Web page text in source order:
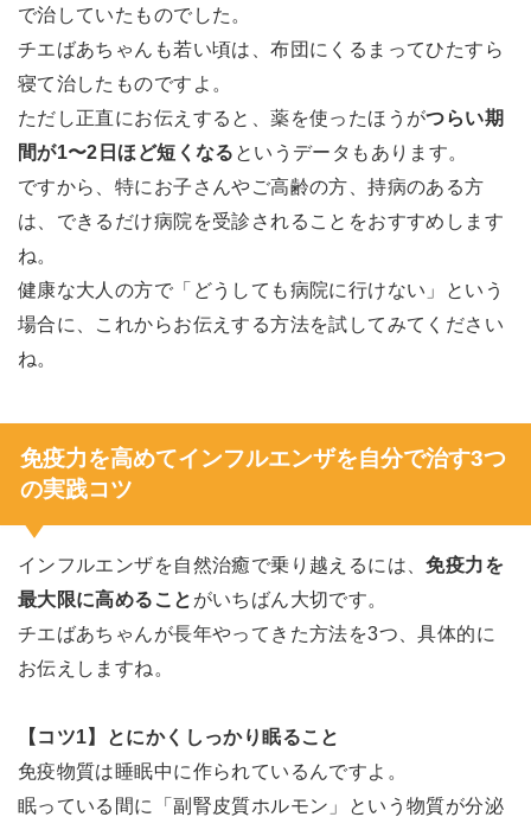
で治していたものでした。
チエばあちゃんも若い頃は、布団にくるまってひたすら
寝て治したものですよ。
ただし正直にお伝えすると、薬を使ったほうがつらい期
間が1〜2日ほど短くなる というデータもあります。
ですから、特にお子さんやご高齢の方、持病のある方
は、できるだけ病院を受診されることをおすすめします
ね。
健康な大人の方で「どうしても病院に行けない」という
場合に、これからお伝えする方法を試してみてください
ね。
免疫力を高めてインフルエンザを自分で治す3つ
の実践コツ
インフルエンザを自然治癒で乗り越えるには、免疫力を
最大限に高めること がいちばん大切です。
チエばあちゃんが長年やってきた方法を3つ、具体的に
お伝えしますね。
【コツ1】とにかくしっかり眠ること
免疫物質は睡眠中に作られているんですよ。
眠っている間に「副腎皮質ホルモン」という物質が分泌